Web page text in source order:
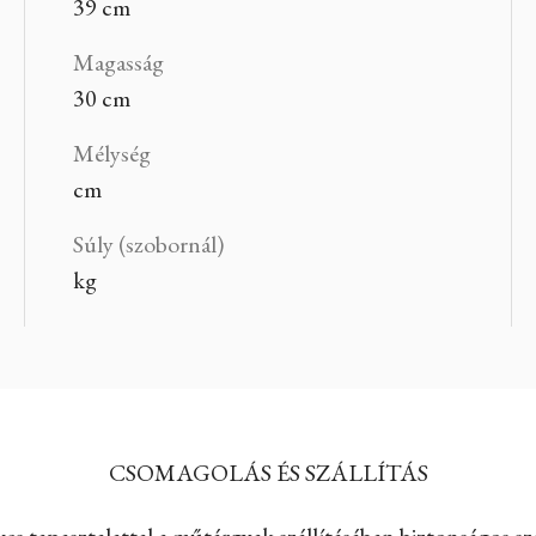
39 cm
Magasság
30 cm
Mélység
cm
Súly (szobornál)
kg
CSOMAGOLÁS ÉS SZÁLLÍTÁS